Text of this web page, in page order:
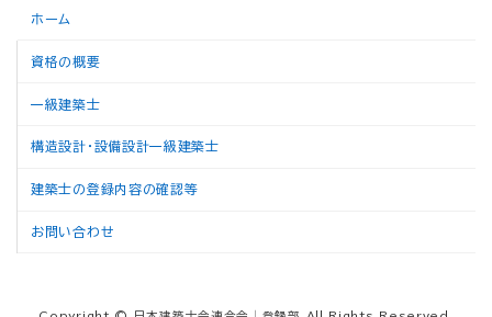
ホーム
資格の概要
一級建築士
構造設計・設備設計一級建築士
建築士の登録内容の確認等
お問い合わせ